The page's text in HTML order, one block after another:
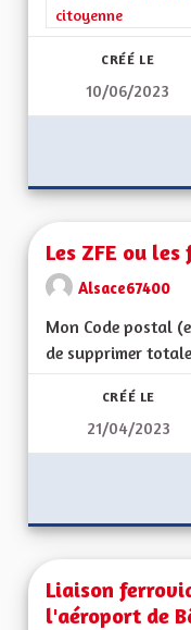
citoyenne
CRÉÉ LE
10/06/2023
Les ZFE ou
Alsace67400
Mon Code postal
de supprimer
CRÉÉ LE
21/04/2023
Liaison
l'aéroport de